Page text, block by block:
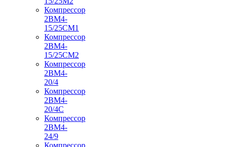
Компрессор
2ВМ4-
15/25СМ1
Компрессор
2ВМ4-
15/25СМ2
Компрессор
2ВМ4-
20/4
Компрессор
2ВМ4-
20/4С
Компрессор
2ВМ4-
24/9
Компрессор